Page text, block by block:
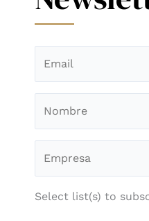
Select list(s) to